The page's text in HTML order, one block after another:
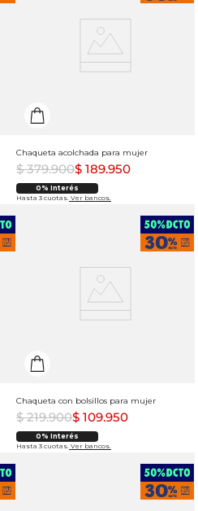
Chaqueta acolchada para mujer
$ 379.900$ 189.950
0% Interés
Hasta 3 cuotas. Ver bancos.
Chaqueta con bolsillos para mujer
$ 219.900$ 109.950
0% Interés
Hasta 3 cuotas. Ver bancos.